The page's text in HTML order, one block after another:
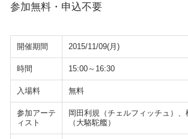
参加無料・申込不要
開催期間 2015/11/09(月)
時間 15:00～16:30
入場料 無料
参加アーテ
ィスト
岡田利規（チェルフィッチュ）、
（大駱駝艦）